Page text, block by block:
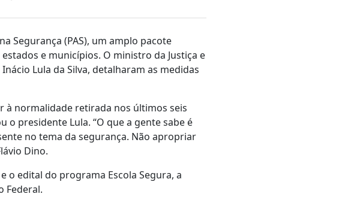
Segurança (PAS), um amplo pacote
e municípios. O ministro da Justiça e
Lula da Silva, detalharam as medidas
à normalidade retirada nos últimos seis
presidente Lula. “O que a gente sabe é
no tema da segurança. Não apropriar
Dino.
o edital do programa Escola Segura, a
Federal.